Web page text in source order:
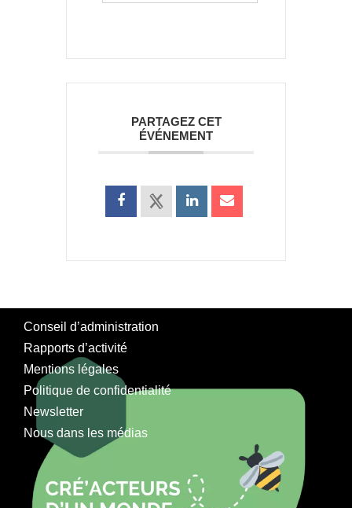
PARTAGEZ CET
ÉVÉNEMENT
Conseil d’administration
Rapports d’activité
Mentions légales
Politique de confidentialité
Newsletter
Nous dans les médias